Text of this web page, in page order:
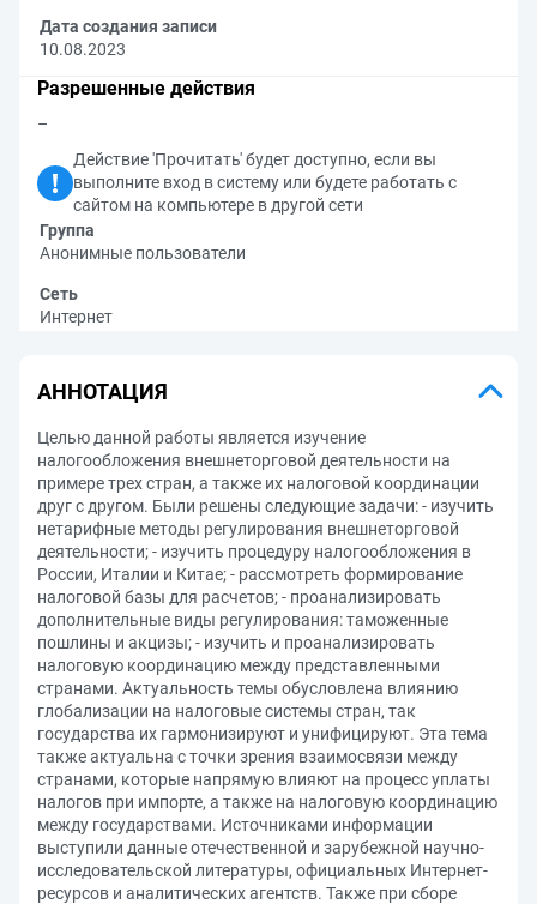
Дата создания записи
10.08.2023
Разрешенные действия
–
Действие 'Прочитать' будет доступно, если вы
выполните вход в систему или будете работать с
сайтом на компьютере в другой сети
Группа
Анонимные пользователи
Сеть
Интернет
АННОТАЦИЯ
Целью данной работы является изучение
налогообложения внешнеторговой деятельности на
примере трех стран, а также их налоговой координации
друг с другом. Были решены следующие задачи: - изучить
нетарифные методы регулирования внешнеторговой
деятельности; - изучить процедуру налогообложения в
России, Италии и Китае; - рассмотреть формирование
налоговой базы для расчетов; - проанализировать
дополнительные виды регулирования: таможенные
пошлины и акцизы; - изучить и проанализировать
налоговую координацию между представленными
странами. Актуальность темы обусловлена влиянию
глобализации на налоговые системы стран, так
государства их гармонизируют и унифицируют. Эта тема
также актуальна с точки зрения взаимосвязи между
странами, которые напрямую влияют на процесс уплаты
налогов при импорте, а также на налоговую координацию
между государствами. Источниками информации
выступили данные отечественной и зарубежной научно-
исследовательской литературы, официальных Интернет-
ресурсов и аналитических агентств. Также при сборе